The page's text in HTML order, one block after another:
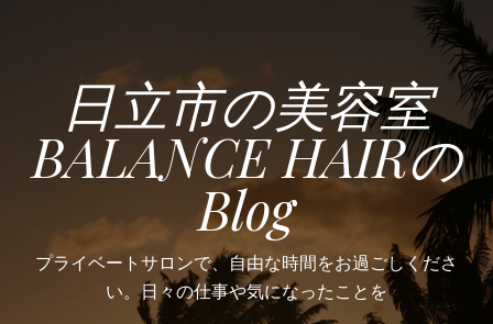
日立市の美容室
BALANCE HAIRの
Blog
プライベートサロンで、自由な時間をお過ごしくださ
い。日々の仕事や気になったことを